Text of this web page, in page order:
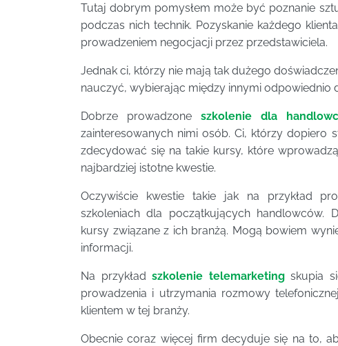
Tutaj dobrym pomysłem może być poznanie
podczas nich technik. Pozyskanie każdego
prowadzeniem negocjacji przez przedstawiciela.
Jednak ci, którzy nie mają tak dużego
nauczyć, wybierając między innymi odpowiednio
Dobrze prowadzone szkolenie dla
zainteresowanych nimi osób. Ci, którzy dopiero
zdecydować się na takie kursy, które
najbardziej istotne kwestie.
Oczywiście kwestie takie jak na przykład
szkoleniach dla początkujących handlowców.
kursy związane z ich branżą. Mogą bowiem
informacji.
Na przykładszkolenie telemarketingskupia
prowadzenia i utrzymania rozmowy
klientem w tej branży.
Obecnie coraz więcej firm decyduje się na to,